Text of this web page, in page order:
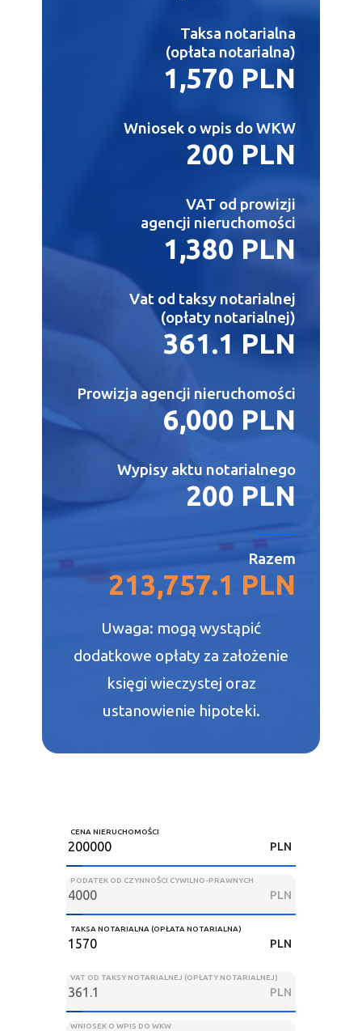
Taksa notarialna
(opłata notarialna)
1,570 PLN
Wniosek o wpis do WKW
200 PLN
VAT od prowizji
agencji nieruchomości
1,380 PLN
Vat od taksy notarialnej
(opłaty notarialnej)
361.1 PLN
Prowizja agencji nieruchomości
6,000 PLN
Wypisy aktu notarialnego
200 PLN
Razem
213,757.1 PLN
Uwaga: mogą wystąpić
dodatkowe opłaty za założenie
księgi wieczystej oraz
ustanowienie hipoteki.
CENA NIERUCHOMOŚCI
PLN
PODATEK OD CZYNNOŚCI CYWILNO-PRAWNYCH
PLN
TAKSA NOTARIALNA (OPŁATA NOTARIALNA)
PLN
VAT OD TAKSY NOTARIALNEJ (OPŁATY NOTARIALNEJ)
PLN
WNIOSEK O WPIS DO WKW